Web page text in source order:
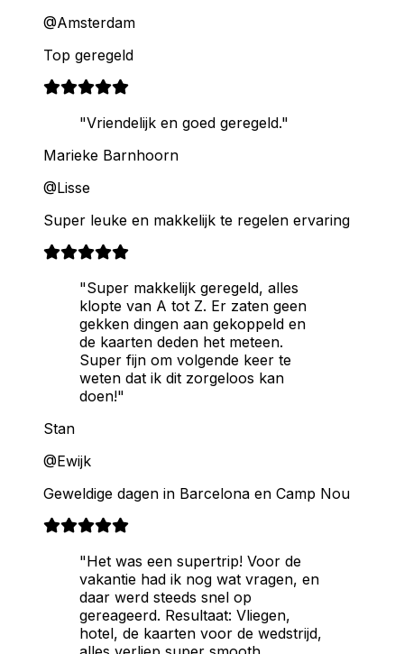
@Amsterdam
Top geregeld
"Vriendelijk en goed geregeld."
Marieke Barnhoorn
@Lisse
Super leuke en makkelijk te regelen ervaring
"Super makkelijk geregeld, alles
klopte van A tot Z. Er zaten geen
gekken dingen aan gekoppeld en
de kaarten deden het meteen.
Super fijn om volgende keer te
weten dat ik dit zorgeloos kan
doen!"
Stan
@Ewijk
Geweldige dagen in Barcelona en Camp Nou
"Het was een supertrip! Voor de
vakantie had ik nog wat vragen, en
daar werd steeds snel op
gereageerd. Resultaat: Vliegen,
hotel, de kaarten voor de wedstrijd,